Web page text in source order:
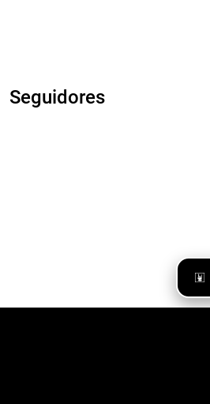
Seguidores